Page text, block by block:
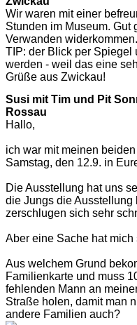
Wir waren mit einer
Stunden im Museum. Gut
Verwanden widerkommen.
TIP: der Blick per Spiegel
werden - weil das eine
Grüße aus Zwickau!
Susi mit Tim und Pit
Rossau
Hallo,
ich war mit meinen
Samstag, den 12.9. in
Die Ausstellung hat uns
die Jungs die
zerschlugen sich sehr
Aber eine Sache hat mich
Aus welchem Grund
Familienkarte und muss
fehlenden Mann an
Straße holen, damit man
andere Familien auch?